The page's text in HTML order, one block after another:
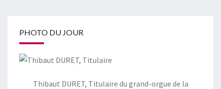
PHOTO DU JOUR
Thibaut DURET, Titulaire du grand-orgue de la